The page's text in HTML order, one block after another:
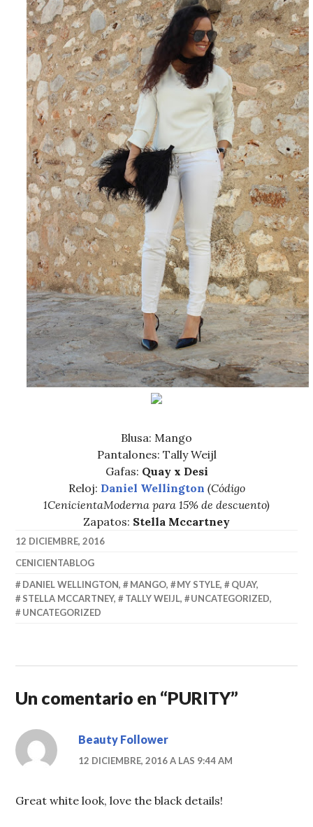
Blusa: Mango
Pantalones: Tally Weijl
Gafas: Quay x Desi
Reloj: Daniel Wellington (Código
1CenicientaModerna para 15% de descuento)
Zapatos: Stella Mccartney
12 DICIEMBRE, 2016
CENICIENTABLOG
DANIEL WELLINGTON, MANGO, MY STYLE, QUAY,
STELLA MCCARTNEY, TALLY WEIJL, UNCATEGORIZED,
UNCATEGORIZED
Un comentario en “PURITY”
Beauty Follower
12 DICIEMBRE, 2016 A LAS 9:44 AM
Great white look, love the black details!